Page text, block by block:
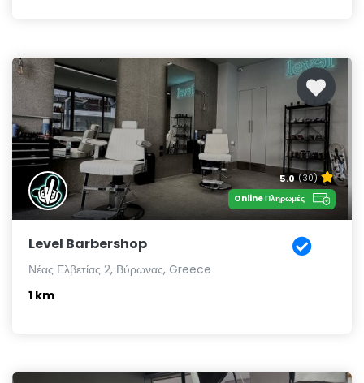
5.0 (30)
Online Πληρωμές
Level Barbershop
Νέας Ελβετίας 2, Βύρωνας, Greece
1 km